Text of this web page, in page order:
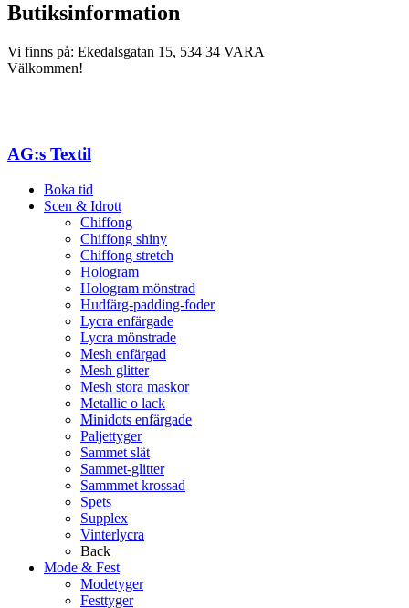
Butiksinformation
Vi finns på: Ekedalsgatan 15, 534 34 VARA
Välkommen!
AG:s Textil
Boka tid
Scen & Idrott
Chiffong
Chiffong shiny
Chiffong stretch
Hologram
Hologram mönstrad
Hudfärg-padding-foder
Lycra enfärgade
Lycra mönstrade
Mesh enfärgad
Mesh glitter
Mesh stora maskor
Metallic o lack
Minidots enfärgade
Paljettyger
Sammet slät
Sammet-glitter
Sammmet krossad
Spets
Supplex
Vinterlycra
Back
Mode & Fest
Modetyger
Festtyger